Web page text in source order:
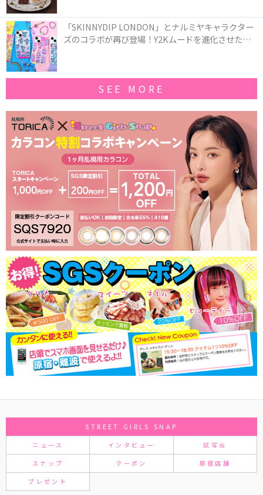
「SKINNYDIP LONDON」とナルミヤキャラクター
ズのコラボが再び登場！Y2Kムードを進化させた新
SEE MORE
STREET GIRLS SNAP
ニュース インタビュー 試写会
スナップ クーポン 原宿店舗
プレゼント